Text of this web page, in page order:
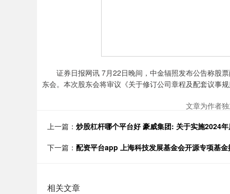
证券日报网讯 7月22日晚间，中金辐照发布公告称股
东会。本次股东会将审议《关于修订公司章程及配套议事
文章为作者
上一篇： 炒股杠杆哪个平台好 豪威集团: 关于实施2024
下一篇： 配资平台app 上海科技发展基金会开源专项基金
相关文章